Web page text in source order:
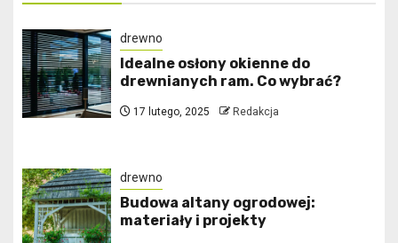
drewno
Idealne osłony okienne do
drewnianych ram. Co wybrać?
17 lutego, 2025 Redakcja
drewno
Budowa altany ogrodowej:
materiały i projekty